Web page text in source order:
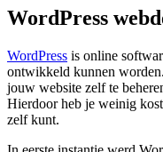
WordPress
WordPress is online
ontwikkeld kunnen
jouw website zelf te
Hierdoor heb je weinig
zelf kunt.